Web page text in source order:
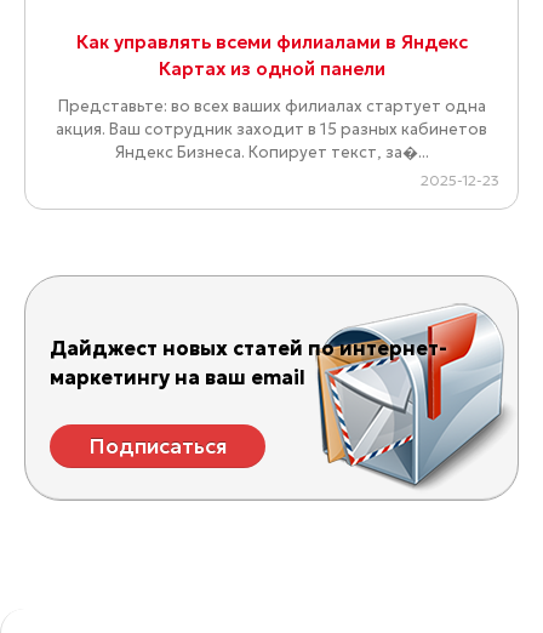
Как управлять всеми филиалами в Яндекс
Картах из одной панели
Представьте: во всех ваших филиалах стартует одна
акция. Ваш сотрудник заходит в 15 разных кабинетов
Яндекс Бизнеса. Копирует текст, за�...
2025-12-23
Дайджест новых статей по интернет-
маркетингу на ваш email
Подписаться